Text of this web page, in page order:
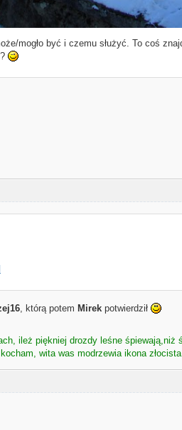
mogło być i czemu służyć. To coś
, którą potem Mirek potwierdził
ileż piękniej drozdy leśne śpiewają,niż
wita was modrzewia ikona